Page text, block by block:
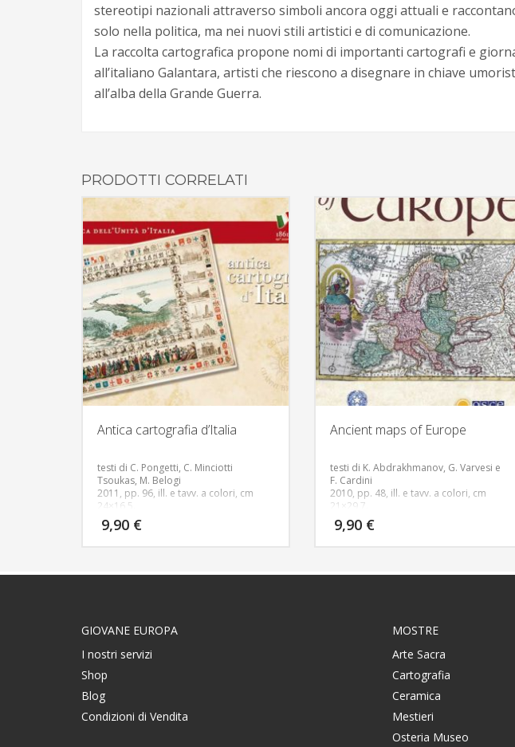
stereotipi nazionali attraverso simboli ancora oggi attuali e
solo nella politica, ma nei nuovi stili artistici e di comunicazione.
La raccolta cartografica propone nomi di importanti cartografi e
all’italiano Galantara, artisti che riescono a disegnare in chiave
all’alba della Grande Guerra.
PRODOTTI CORRELATI
Antica cartografia d’Italia
testi di C. Pongetti, C. Minciotti
Tsoukas, M. Belogi
2011, pp. 96, ill. e tavv. a colori, cm
24×16,5.
Testo in Italiano
Un excursus del territorio italiano nei
9,90 €
Ancient maps of Europe
testi di K. Abdrakhmanov, G. Varvesi e
F. Cardini
2010, pp. 48, ill. e tavv. a colori, cm
21×29,7.
Testo in Inglese
geographic maps suggests a journey
9,90 €
GIOVANE EUROPA
I nostri servizi
Shop
Blog
Condizioni di Vendita
MOSTRE
Arte Sacra
Cartografia
Ceramica
Mestieri
Osteria Museo